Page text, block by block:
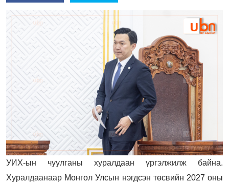
УИХ-ын чуулганы хуралдаан үргэлжилж байна.
Хуралдаанаар Монгол Улсын нэгдсэн төсвийн 2027 оны